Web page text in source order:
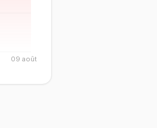
09 août